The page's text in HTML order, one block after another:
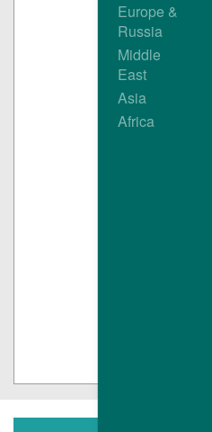
Europe &
Russia
Middle
East
Asia
Africa